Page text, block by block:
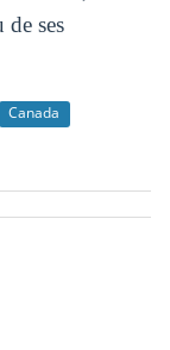
de ses
Canada